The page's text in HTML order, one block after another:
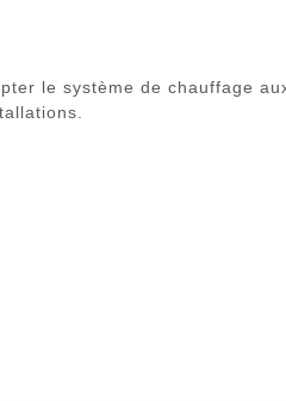
le système de chauffage